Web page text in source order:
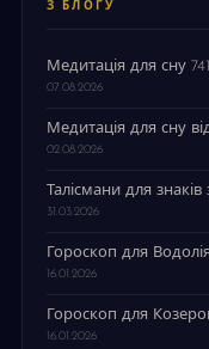
З БЛОГУ
Медитація для сну
07.08.2026
Медитація для сну
02.08.2026
Талісмани для знаків
31.03.2026
Гороскоп для
16.01.2026
Гороскоп для
16.01.2026